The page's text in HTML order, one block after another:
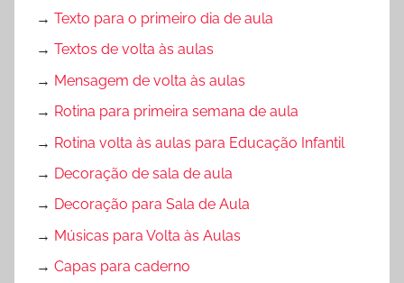
→ Texto para o primeiro dia de aula
→ Textos de volta às aulas
→ Mensagem de volta às aulas
→ Rotina para primeira semana de aula
→ Rotina volta às aulas para Educação Infantil
→ Decoração de sala de aula
→ Decoração para Sala de Aula
→ Músicas para Volta às Aulas
→ Capas para caderno